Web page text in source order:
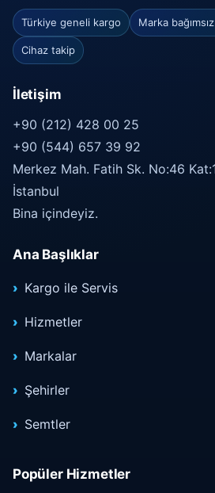
Türkiye geneli kargo Marka
Cihaz takip
İletişim
+90 (212) 428 00 25
+90 (544) 657 39 92
Merkez Mah. Fatih Sk. No:46
İstanbul
Bina içindeyiz.
Ana Başlıklar
Kargo ile Servis
Hizmetler
Markalar
Şehirler
Semtler
Popüler Hizmetler